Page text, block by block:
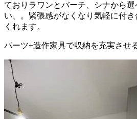
ておりラワンとバーチ、シナから
い、。緊張感がなくなり気軽に付
くれます。
パーツ+造作家具で収納を充実させ